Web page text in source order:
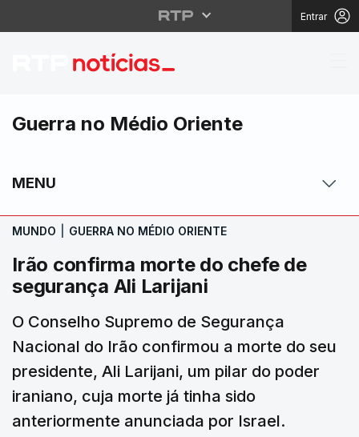
Entrar
Irão confirma morte
Guerra no Médio Oriente
MENU
MUNDO GUERRA NO MÉDIO ORIENTE
Irão confirma morte do chefe de
segurança Ali Larijani
O Conselho Supremo de Segurança
Nacional do Irão confirmou a morte do seu
presidente, Ali Larijani, um pilar do poder
iraniano, cuja morte já tinha sido
anteriormente anunciada por Israel.